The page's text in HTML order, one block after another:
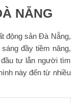
NẴNG
động sản Đà Nẵng,
đầy tiềm năng,
tư lẫn người tìm
này đến từ nhiều